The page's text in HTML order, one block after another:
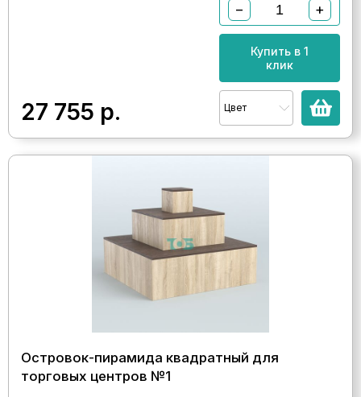
27 755 р.
− +
Купить в 1
клик
Цвет
Островок-пирамида квадратный для
торговых центров №1